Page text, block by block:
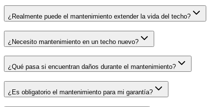
¿Realmente puede el mantenimiento extender la vida del techo?
¿Necesito mantenimiento en un techo nuevo?
¿Qué pasa si encuentran daños durante el mantenimiento?
¿Es obligatorio el mantenimiento para mi garantía?